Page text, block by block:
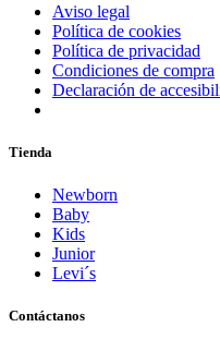
Aviso legal
Política de cookies
Política de privacidad
Condiciones de compra
Declaración de
Tienda
Newborn
Baby
Kids
Junior
Levi´s
Contáctanos